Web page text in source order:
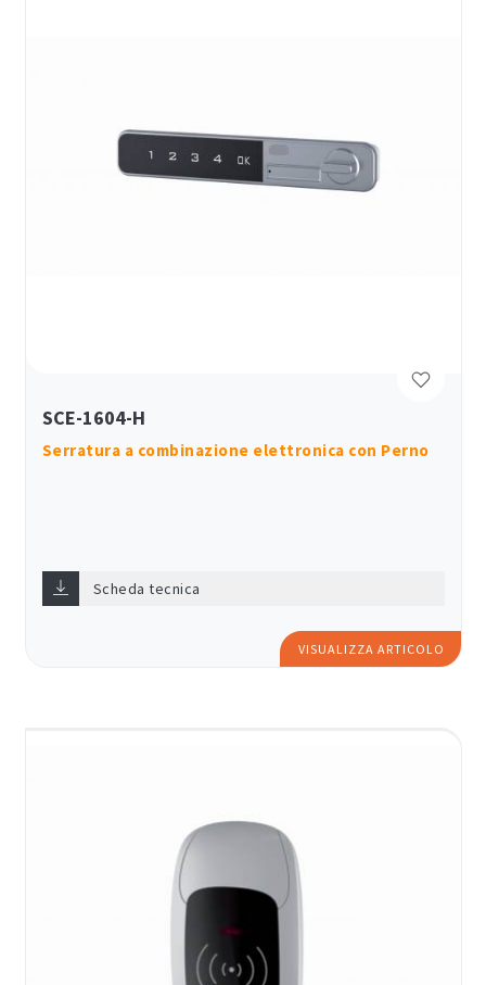
SCE-1604-H
Serratura a combinazione elettronica con Perno
Scheda tecnica
VISUALIZZA ARTICOLO